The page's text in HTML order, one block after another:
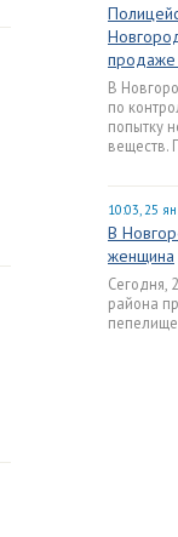
продаже
В
по
попытку
веществ.
10:03, 25
В
женщина
Сегодня,
района